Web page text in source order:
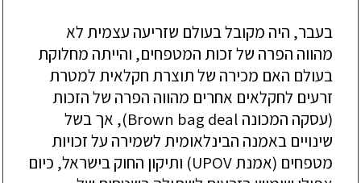
בעבר, היה מקובל בעולם שזריעה עצמית לא
מהווה הפרה של זכות המטפחים, והייתה מחלוקת
בעולם האם מכירה של תוצרת חקלאית למטרת
זרעים לחקלאים אחרים מהווה הפרה של הזכות
(עסקה המכונה Brown bag deal), אך בשל
שינויים באמנה הבינלאומית לשמירה על זכויות
מטפחים (אמנת UPOV) ותיקון החוק בישראל, כיום